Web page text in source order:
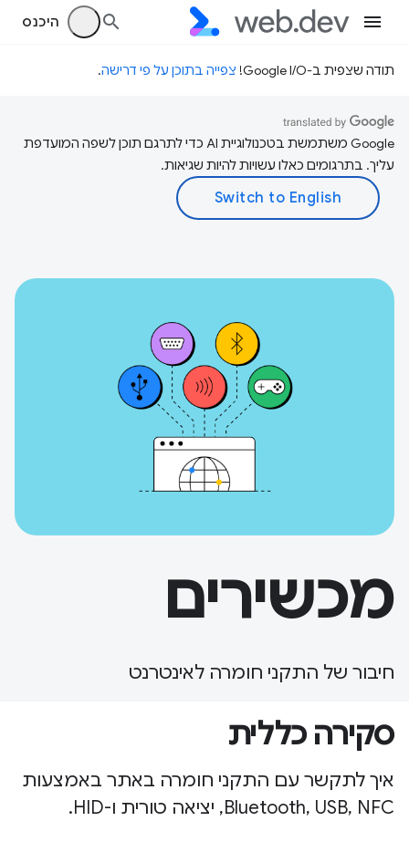
היכנס
תודה שצפית ב-Google I/O! צפייה בתוכן על פי דרישה.
‫Google משתמשת בטכנולוגיית AI כדי לתרגם תוכן לשפה המועדפת
עליך. בתרגומים כאלו עשויות להיות שגיאות.
מכשירים
חיבור של התקני חומרה לאינטרנט
סקירה כללית
איך לתקשר עם התקני חומרה באתר באמצעות
Bluetooth, USB, NFC, יציאה טורית ו-HID.